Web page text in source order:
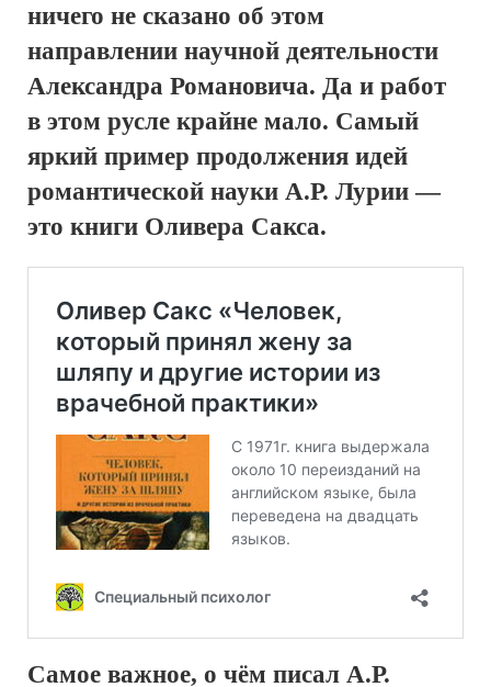
ничего не сказано об этом
направлении научной деятельности
Александра Романовича. Да и работ
в этом русле крайне мало. Самый
яркий пример продолжения идей
романтической науки А.Р. Лурии —
это книги Оливера Сакса.
Самое важное, о чём писал А.Р.